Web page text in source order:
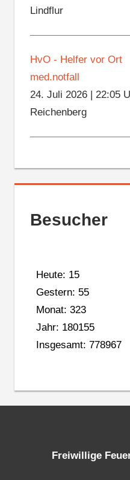
Lindflur
HvO - Helfer vor Ort
med.notfall
24. Juli 2026| 22:05
Reichenberg
Besucher
Heute: 15
Gestern: 55
Monat: 323
Jahr: 180155
Insgesamt: 778967
Freiwillige